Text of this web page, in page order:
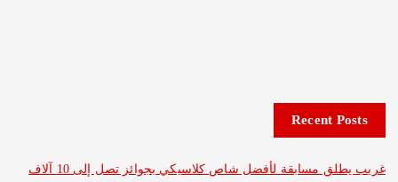
Recent
غريب يطلق مسابقة لأفضل شاص كلاسيكي بجوائز تصل إلى 10 آلاف